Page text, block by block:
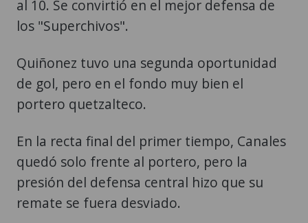
al 10. Se convirtió en el mejor defensa de
los "Superchivos".
Quiñonez tuvo una segunda oportunidad
de gol, pero en el fondo muy bien el
portero quetzalteco.
En la recta final del primer tiempo, Canales
quedó solo frente al portero, pero la
presión del defensa central hizo que su
remate se fuera desviado.